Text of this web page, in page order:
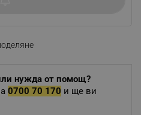
нужда от помощ?
0700 70 170 и ще ви